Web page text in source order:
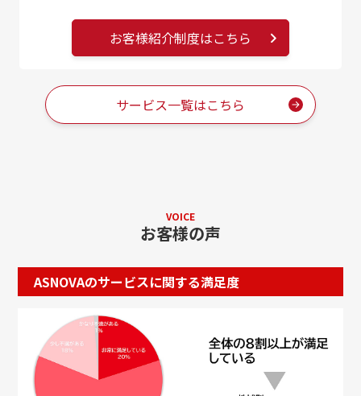
お客様紹介制度はこちら
サービス一覧はこちら
VOICE
お客様の声
ASNOVAのサービスに関する満足度